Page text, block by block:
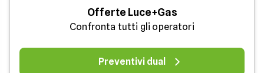
Offerte Luce+Gas
Confronta tutti gli operatori
Preventivi dual